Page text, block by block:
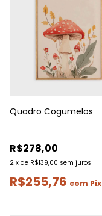
Quadro Cogumelos
R$278,00
2 x de R$139,00 sem juros
R$255,76 com Pix